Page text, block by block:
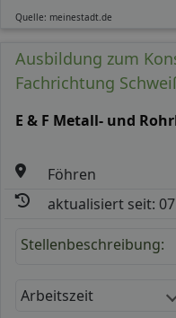
Quelle: meinestadt.de
Ausbildung zum
Fachrichtung
E & F Metall- und
Föhren
aktualisiert seit:
Stellenbeschreibung:
Arbeitszeit